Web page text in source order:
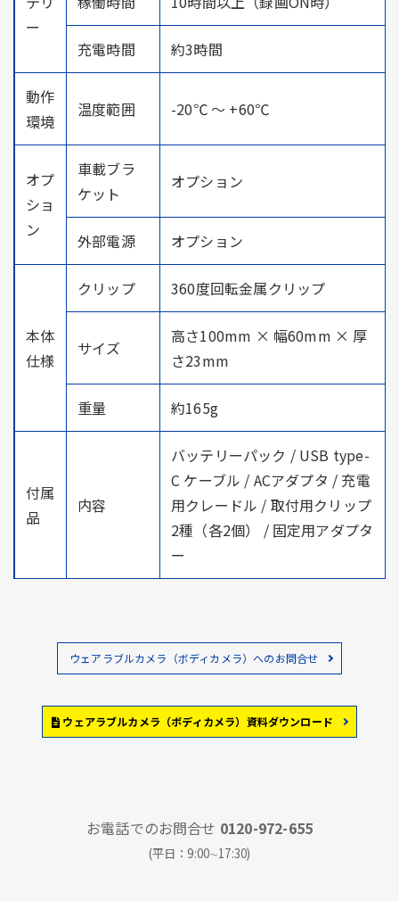
ー
充電時間 約3時間
動作
環境
温度範囲 -20℃ ～ +60℃
オプ
ショ
ン
車載ブラ
ケット
オプション
外部電源 オプション
本体
仕様
クリップ 360度回転金属クリップ
サイズ
高さ100mm × 幅60mm × 厚
さ23mm
重量 約165g
付属
品
内容
バッテリーパック / USB type-
C ケーブル / ACアダプタ / 充電
用クレードル / 取付用クリップ
2種（各2個） / 固定用アダプタ
ー
ウェアラブルカメラ（ボディカメラ）へのお問合せ
ウェアラブルカメラ（ボディカメラ）資料ダウンロード
お電話でのお問合せ 0120-972-655
(平日：9:00∼17:30)